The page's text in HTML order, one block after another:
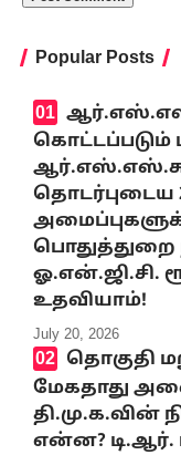
Popular Posts
தொடர்புடைய
ஓ.என்.ஜி.சி.
உதவியாம்!
July 20, 2026
தொகுதி
மேகதாது
தி.மு.க.வின்
என்ன? டி.ஆர்.